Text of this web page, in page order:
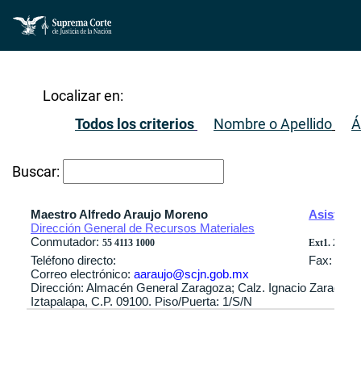
Localizar en:
Todos los criterios
Nombre o Apellido
Buscar:
Maestro Alfredo Araujo Moreno
Dirección General de Recursos Materiales
Conmutador: 55 4113 1000 Ext1. 2512 /
Teléfono directo:
Fax:
Correo electrónico: aaraujo@scjn.gob.mx
Dirección: Almacén General Zaragoza; Calz. Ignacio
Iztapalapa, C.P. 09100. Piso/Puerta: 1/S/N